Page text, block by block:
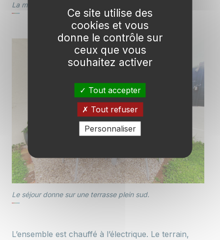
La maison offre trois chambres et deux bureaux.
Le séjour donne sur une terrasse plein sud.
L’ensemble est chauffé à l’électrique. Le terrain,
Ce site utilise des
cookies et vous
donne le contrôle sur
ceux que vous
souhaitez activer
Tout accepter
Tout refuser
Personnaliser